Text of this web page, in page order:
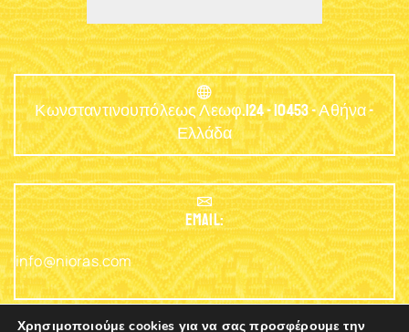
Κωνσταντινουπόλεως Λεωφ.124 - 10453 - Αθήνα -
Ελλάδα
EMAIL:
info@nioras.com
Χρησιμοποιούμε cookies για να σας προσφέρουμε την